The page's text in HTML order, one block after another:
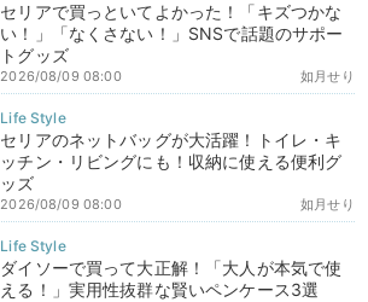
セリアで買っといてよかった！「キズつかな
い！」「なくさない！」SNSで話題のサポー
トグッズ
如月せり
2026/08/09 08:00
セリアのネットバッグが大活躍！トイレ・キ
ッチン・リビングにも！収納に使える便利グ
ッズ
如月せり
2026/08/09 08:00
ダイソーで買って大正解！「大人が本気で使
える！」実用性抜群な賢いペンケース3選